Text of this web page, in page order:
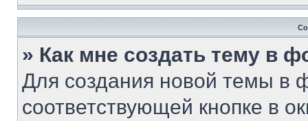
» Как мне создать тему в
Для создания новой темы в
соответствующей кнопке в